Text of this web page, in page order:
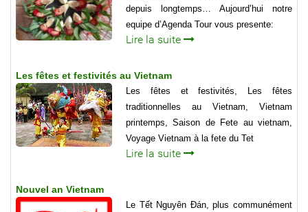
depuis longtemps… Aujourd’hui notre
equipe d’Agenda Tour vous presente:
Lire la suite
Les fêtes et festivités au Vietnam
Les fêtes et festivités, Les fêtes
traditionnelles au Vietnam, Vietnam
printemps, Saison de Fete au vietnam,
Voyage Vietnam à la fete du Tet
Lire la suite
Nouvel an Vietnam
Le Tết Nguyên Đán, plus communément